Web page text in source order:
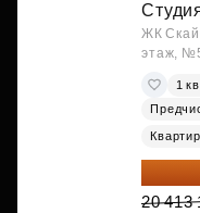
ЖК Скай
этаж,
1
17
20 413